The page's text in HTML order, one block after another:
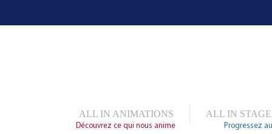
ALL IN ANIMATIONS ALL IN
Découvrez ce qui nous anime Progressez